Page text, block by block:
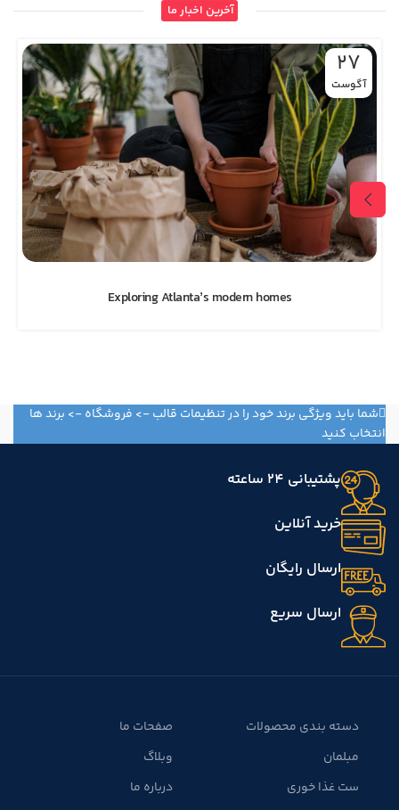
آخرین اخبار ما
27
آگوست
Exploring Atlanta’s modern homes
شما باید ویژگی برند خود را در تنظیمات قالب -> فروشگاه -> برند ها
انتخاب کنید
پشتیبانی 24 ساعته
خرید آنلاین
ارسال رایگان
ارسال سریع
دسته بندی محصولات
مبلمان
ست غذا خوری
صفحات ما
وبلاگ
درباره ما